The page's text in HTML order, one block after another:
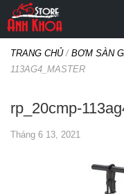
TRANG CHỦ/ BƠM SÀN
113AG4_MASTER
rp_20cmp-
Tháng 6 13, 2021